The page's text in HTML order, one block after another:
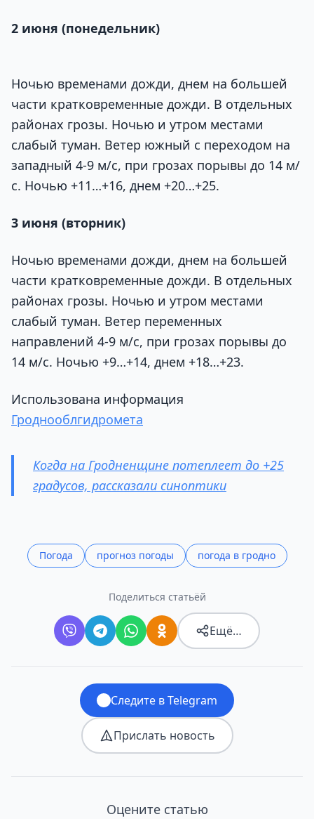
2 июня (понедельник)
Ночью временами дожди, днем на большей
части кратковременные дожди. В отдельных
районах грозы. Ночью и утром местами
слабый туман. Ветер южный с переходом на
западный 4-9 м/с, при грозах порывы до 14 м/
с. Ночью +11…+16, днем +20…+25.
3 июня (вторник)
Ночью временами дожди, днем на большей
части кратковременные дожди. В отдельных
районах грозы. Ночью и утром местами
слабый туман. Ветер переменных
направлений 4-9 м/с, при грозах порывы до
14 м/с. Ночью +9…+14, днем +18…+23.
Использована информация
Гроднооблгидромета
Когда на Гродненщине потеплеет до +25
градусов, рассказали синоптики
Погода прогноз погоды погода в гродно
Поделиться статьёй
Ещё…
Следите в Telegram
Прислать новость
Оцените статью